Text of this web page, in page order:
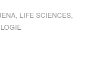
, LIFE SCIENCES,